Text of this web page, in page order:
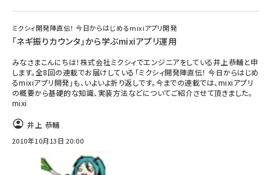
ミクシィ開発陣直伝！ 今日からはじめるmixiアプリ開発
「ネギ振りカウンタ」から学ぶmixiアプリ運用
みなさまこんにちは！株式会社ミクシィでエンジニアをしている井上恭輔と申
します。全8回の連載でお届けしている「ミクシィ開発陣直伝！ 今日からはじめ
るmixiアプリ開発」も、いよいよ折り返しです。今までの連載では、mixiアプリ
の概要から基礎的な知識、実装方法などについてご紹介させて頂きました。
mixi
井上 恭輔
2010年10月13日 20:00